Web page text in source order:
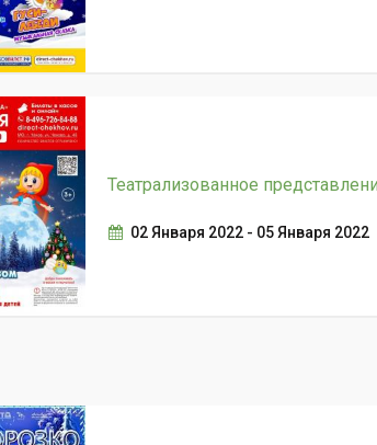
Театрализованное
02 Января 2022 - 05 Января 2022